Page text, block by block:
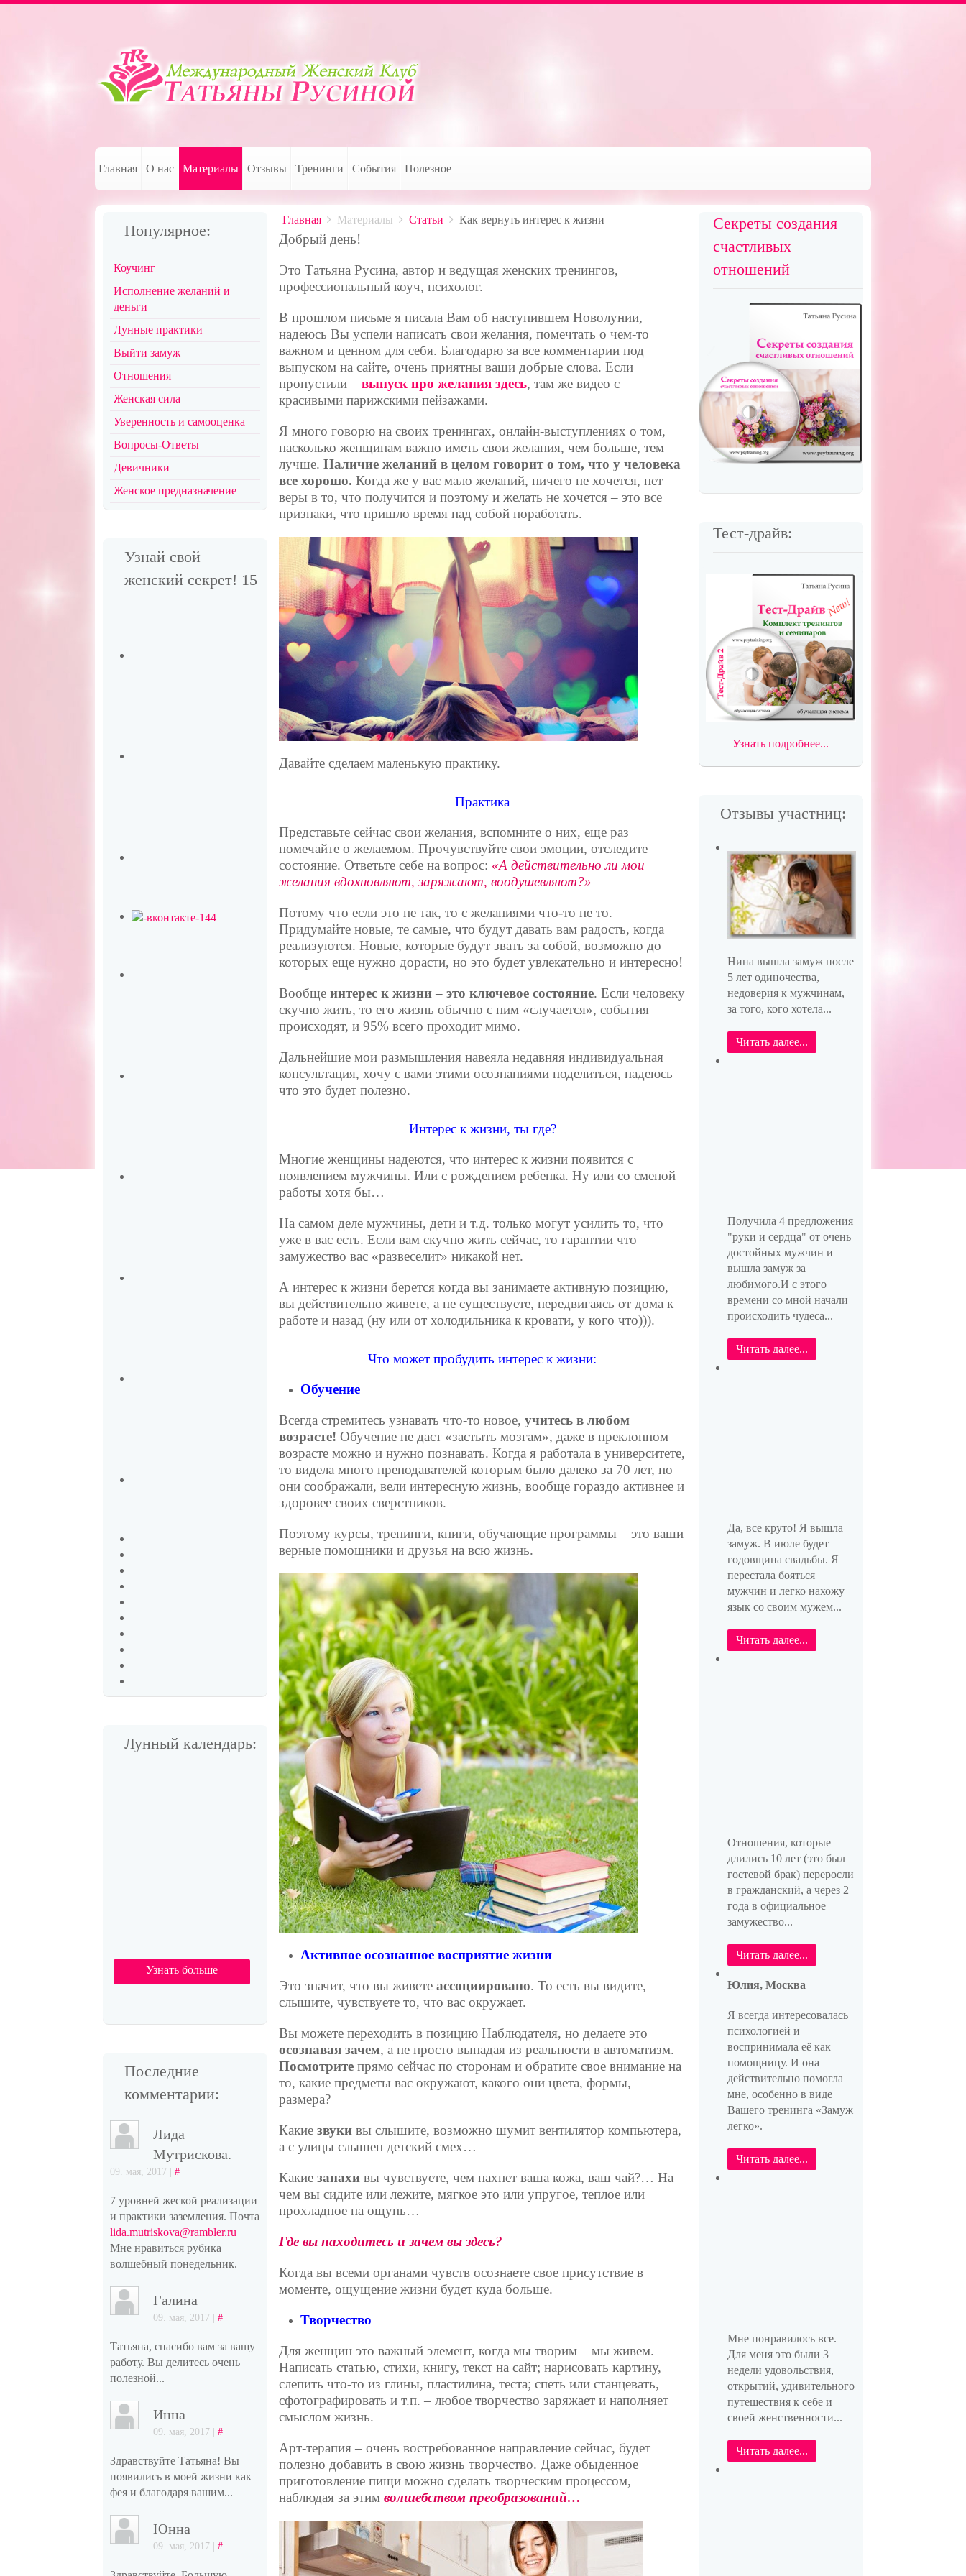
Главная О нас Материалы Отзывы Тренинги События Полезное
Главная Материалы Статьи Как вернуть интерес к жизни
Добрый день!
Это Татьяна Русина, автор и ведущая женских тренингов,
профессиональный коуч, психолог.
В прошлом письме я писала Вам об наступившем Новолунии,
надеюсь Вы успели написать свои желания, помечтать о чем-то
важном и ценном для себя. Благодарю за все комментарии под
выпуском на сайте, очень приятны ваши добрые слова. Если
пропустили –выпуск про желания здесь, там же видео с
красивыми парижскими пейзажами.
Я много говорю на своих тренингах, онлайн-выступлениях о том,
насколько женщинам важно иметь свои желания, чем больше, тем
лучше.Наличие желаний в целом говорит о том, что у человека
все хорошо.Когда же у вас мало желаний, ничего не хочется, нет
веры в то, что получится и поэтому и желать не хочется – это все
признаки, что пришло время над собой поработать.
Давайте сделаем маленькую практику.
Практика
Представьте сейчас свои желания, вспомните о них, еще раз
помечайте о желаемом. Прочувствуйте свои эмоции, отследите
состояние. Ответьте себе на вопрос: «А действительно ли мои
желания вдохновляют, заряжают, воодушевляют?»
Потому что если это не так, то с желаниями что-то не то.
Придумайте новые, те самые, что будут давать вам радость, когда
реализуются. Новые, которые будут звать за собой, возможно до
которых еще нужно дорасти, но это будет увлекательно и интересно!
Вообще интерес к жизни – это ключевое состояние. Если человеку
скучно жить, то его жизнь обычно с ним «случается», события
происходят, и 95% всего проходит мимо.
Дальнейшие мои размышления навеяла недавняя индивидуальная
консультация, хочу с вами этими осознаниями поделиться, надеюсь
что это будет полезно.
Интерес к жизни, ты где?
Многие женщины надеются, что интерес к жизни появится с
появлением мужчины. Или с рождением ребенка. Ну или со сменой
работы хотя бы…
На самом деле мужчины, дети и т.д. только могут усилить то, что
уже в вас есть. Если вам скучно жить сейчас, то гарантии что
замужество вас «развеселит» никакой нет.
А интерес к жизни берется когда вы занимаете активную позицию,
вы действительно живете, а не существуете, передвигаясь от дома к
работе и назад (ну или от холодильника к кровати, у кого что))).
Что может пробудить интерес к жизни:
Обучение
Всегда стремитесь узнавать что-то новое,учитесь в любом
возрасте! Обучение не даст «застыть мозгам», даже в преклонном
возрасте можно и нужно познавать. Когда я работала в университете,
то видела много преподавателей которым было далеко за 70 лет, но
они соображали, вели интересную жизнь, вообще гораздо активнее и
здоровее своих сверстников.
Поэтому курсы, тренинги, книги, обучающие программы – это ваши
верные помощники и друзья на всю жизнь.
Активное осознанное восприятие жизни
Это значит, что вы живетеассоциировано. То есть вы видите,
слышите, чувствуете то, что вас окружает.
Вы можете переходить в позицию Наблюдателя, но делаете это
осознавая зачем, а не просто выпадая из реальности в автоматизм.
Посмотрите прямо сейчас по сторонам и обратите свое внимание на
то, какие предметы вас окружают, какого они цвета, формы,
размера?
Какиезвукивы слышите, возможно шумит вентилятор компьютера,
а с улицы слышен детский смех…
Какиезапахи вы чувствуете, чем пахнет ваша кожа, ваш чай?… На
чем вы сидите или лежите, мягкое это или упругое, теплое или
прохладное на ощупь…
Где вы находитесь и зачем вы здесь?
Когда вы всеми органами чувств осознаете свое присутствие в
моменте, ощущение жизни будет куда больше.
Творчество
Для женщин это важный элемент, когда мы творим – мы живем.
Написать статью, стихи, книгу, текст на сайт; нарисовать картину,
слепить что-то из глины, пластилина, теста; спеть или станцевать,
сфотографировать и т.п. – любое творчество заряжает и наполняет
смыслом жизнь.
Арт-терапия – очень востребованное направление сейчас, будет
полезно добавить в свою жизнь творчество. Даже обыденное
приготовление пищи можно сделать творческим процессом,
наблюдая за этимволшебством преобразований…
Популярное:
Коучинг
Исполнение желаний и
деньги
Лунные практики
Выйти замуж
Отношения
Женская сила
Уверенность и самооценка
Вопросы-Ответы
Девичники
Женское предназначение
Узнай свой
женский секрет! 15
Лунный календарь:
Узнать больше
Последние
комментарии:
Лида
Мутрискова.
09. мая, 2017 |#
7 уровней жеской реализации
и практики заземления. Почта
lida.mutriskova@rambler.ru
Мне нравиться рубика
волшебный понедельник.
Галина
09. мая, 2017 |#
Татьяна, спасибо вам за вашу
работу. Вы делитесь очень
полезной...
Инна
09. мая, 2017 |#
Здравствуйте Татьяна! Вы
появились в моей жизни как
фея и благодаря вашим...
Юнна
09. мая, 2017 |#
Секреты создания
счастливых
отношений
Тест-драйв:
Узнать подробнее...
Отзывы участниц:
Нина вышла замуж после
5 лет одиночества,
недоверия к мужчинам,
за того, кого хотела...
Читать далее...
Получила 4 предложения
"руки и сердца" от очень
достойных мужчин и
вышла замуж за
любимого.И с этого
времени со мной начали
происходить чудеса...
Читать далее...
Да, все круто! Я вышла
замуж. В июле будет
годовщина свадьбы. Я
перестала бояться
мужчин и легко нахожу
язык со своим мужем...
Читать далее...
Отношения, которые
длились 10 лет (это был
гостевой брак) переросли
в гражданский, а через 2
года в официальное
замужество...
Читать далее...
Юлия, Москва
Я всегда интересовалась
психологией и
воспринимала её как
помощницу. И она
действительно помогла
мне, особенно в виде
Вашего тренинга «Замуж
легко».
Читать далее...
Мне понравилось все.
Для меня это были 3
недели удовольствия,
открытий, удивительного
путешествия к себе и
своей женственности...
Читать далее...